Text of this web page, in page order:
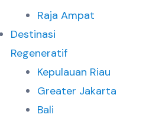
Raja Ampat
Destinasi
Regeneratif
Kepulauan Riau
Greater Jakarta
Bali